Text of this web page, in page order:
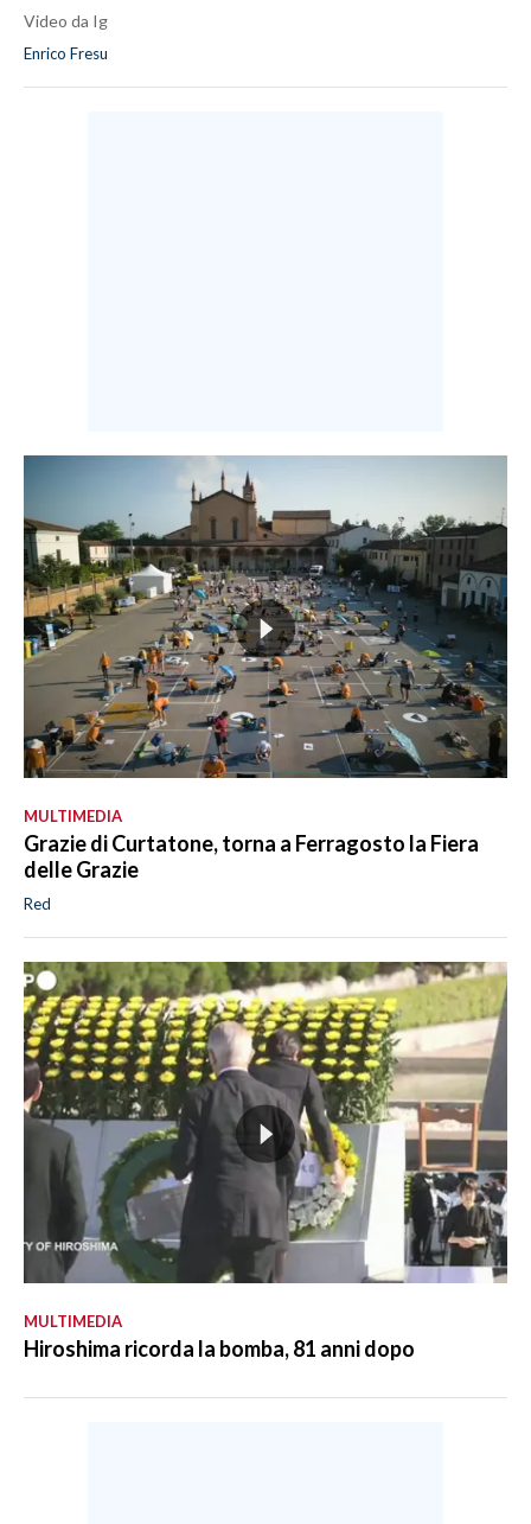
Video da Ig
Enrico Fresu
MULTIMEDIA
Grazie di Curtatone, torna a Ferragosto la Fiera
delle Grazie
Red
MULTIMEDIA
Hiroshima ricorda la bomba, 81 anni dopo